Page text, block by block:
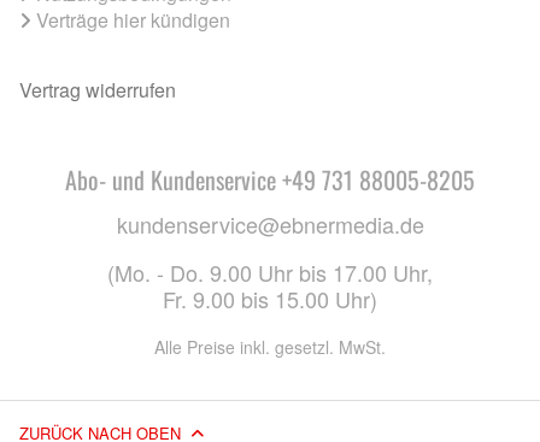
Verträge hier kündigen
Vertrag widerrufen
Abo- und Kundenservice +49 731 88005-8205
kundenservice@ebnermedia.de
(Mo. - Do. 9.00 Uhr bis 17.00 Uhr,
Fr. 9.00 bis 15.00 Uhr)
Alle Preise inkl. gesetzl. MwSt.
ZURÜCK NACH OBEN